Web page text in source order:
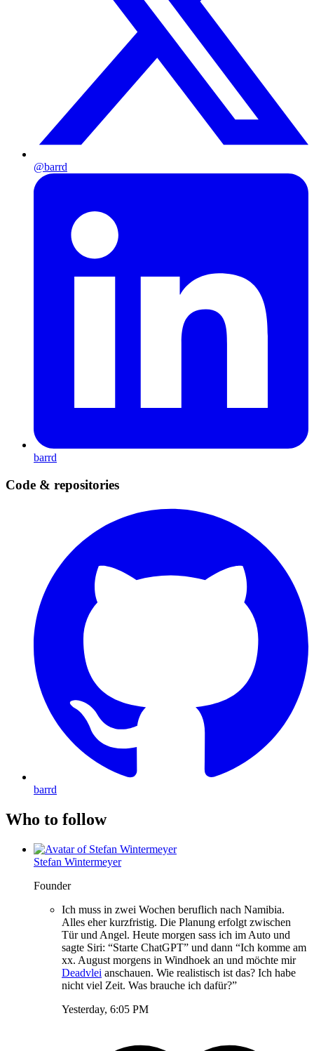
@barrd
barrd
Code & repositories
barrd
Who to follow
Stefan Wintermeyer
Founder
Ich muss in zwei Wochen beruflich nach Namibia.
Alles eher kurzfristig. Die Planung erfolgt zwischen
Tür und Angel. Heute morgen sass ich im Auto und
sagte Siri: “Starte ChatGPT” und dann “Ich komme am
xx. August morgens in Windhoek an und möchte mir
Deadvlei anschauen. Wie realistisch ist das? Ich habe
nicht viel Zeit. Was brauche ich dafür?”
Yesterday, 6:05 PM